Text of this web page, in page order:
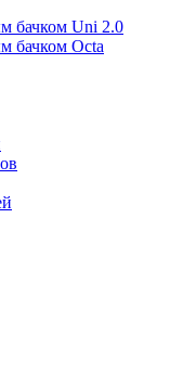
бачком Uni 2.0
бачком Octa